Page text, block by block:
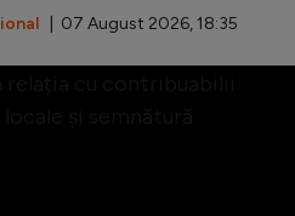
| 07 August 2026, 18:35